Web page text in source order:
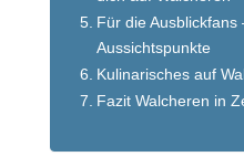
Für die Ausblickfans
Aussichtspunkte
Kulinarisches auf
Fazit Walcheren in